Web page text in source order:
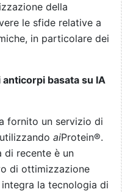
della
le sfide relative a
in particolare dei
basata su IA
fornito un servizio di
aiProtein®.
di recente è un
di ottimizzazione
la tecnologia di